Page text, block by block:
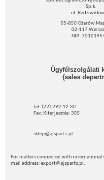
Sp.k.
ul.
05-850 Ożarów
02-117
NIP:
Ügyfélszolgálati
(sales
tel. (22)-292-12-30
Fax: Kiterjesztés: 305
sklep@ajsparts.pl
For matters connected with international
mail address: export@ajsparts.pl.